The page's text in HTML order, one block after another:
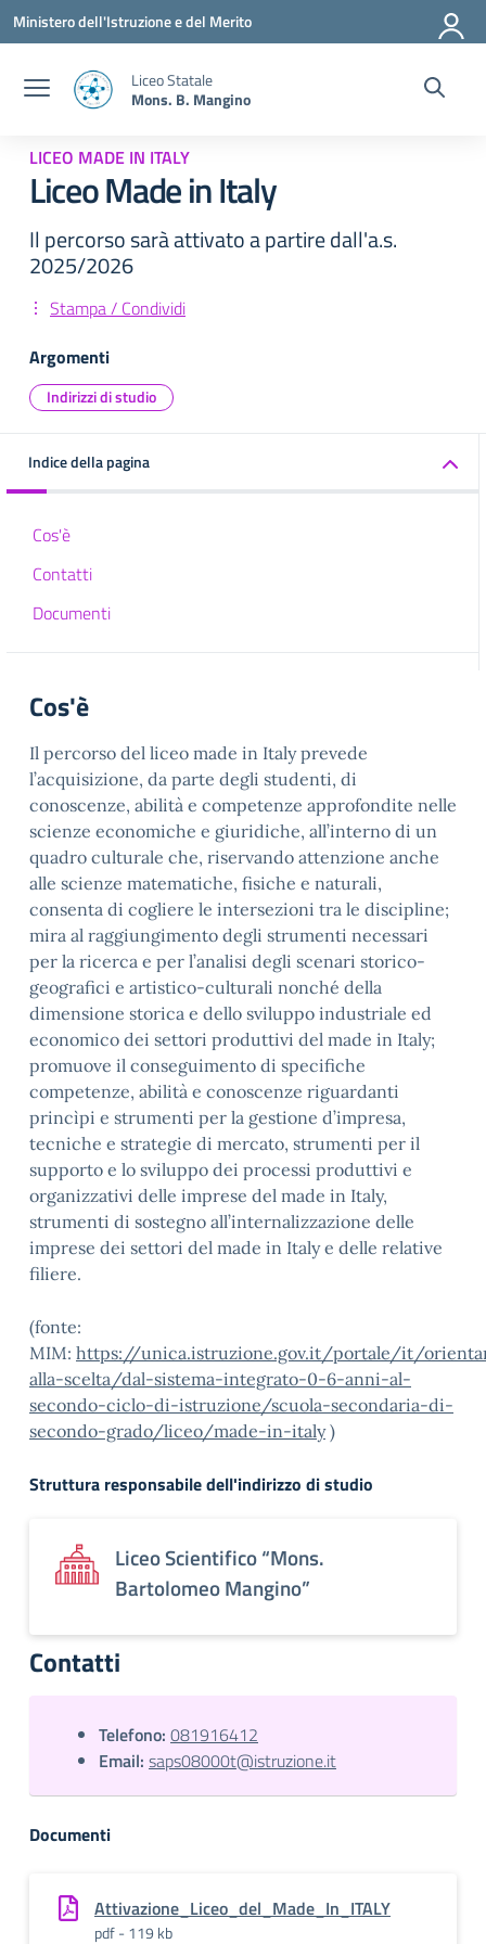
Vai ai contenuti
Vai al menu di navigazione
Vai al footer
Ministero dell'Istruzione e del Merito
Liceo Statale
Mons. B. Mangino
LICEO MADE IN ITALY
Liceo Made in Italy
Il percorso sarà attivato a partire dall'a.s.
2025/2026
Stampa / Condividi
Argomenti
Indirizzi di studio
Indice della pagina
Cos'è
Contatti
Documenti
Cos'è
Il percorso del liceo made in Italy prevede
l’acquisizione, da parte degli studenti, di
conoscenze, abilità e competenze approfondite nelle
scienze economiche e giuridiche, all’interno di un
quadro culturale che, riservando attenzione anche
alle scienze matematiche, fisiche e naturali,
consenta di cogliere le intersezioni tra le discipline;
mira al raggiungimento degli strumenti necessari
per la ricerca e per l’analisi degli scenari storico-
geografici e artistico-culturali nonché della
dimensione storica e dello sviluppo industriale ed
economico dei settori produttivi del made in Italy;
promuove il conseguimento di specifiche
competenze, abilità e conoscenze riguardanti
princìpi e strumenti per la gestione d’impresa,
tecniche e strategie di mercato, strumenti per il
supporto e lo sviluppo dei processi produttivi e
organizzativi delle imprese del made in Italy,
strumenti di sostegno all’internalizzazione delle
imprese dei settori del made in Italy e delle relative
filiere.
(fonte:
MIM: https://unica.istruzione.gov.it/portale/it/
alla-scelta/dal-sistema-integrato-0-6-anni-al-
secondo-ciclo-di-istruzione/scuola-secondaria-di-
secondo-grado/liceo/made-in-italy)
Struttura responsabile dell'indirizzo di studio
Liceo Scientifico “Mons.
Bartolomeo Mangino”
Contatti
Telefono: 081916412
Email: saps08000t@istruzione.it
Documenti
Attivazione_Liceo_del_Made_In_ITALY
pdf - 119 kb